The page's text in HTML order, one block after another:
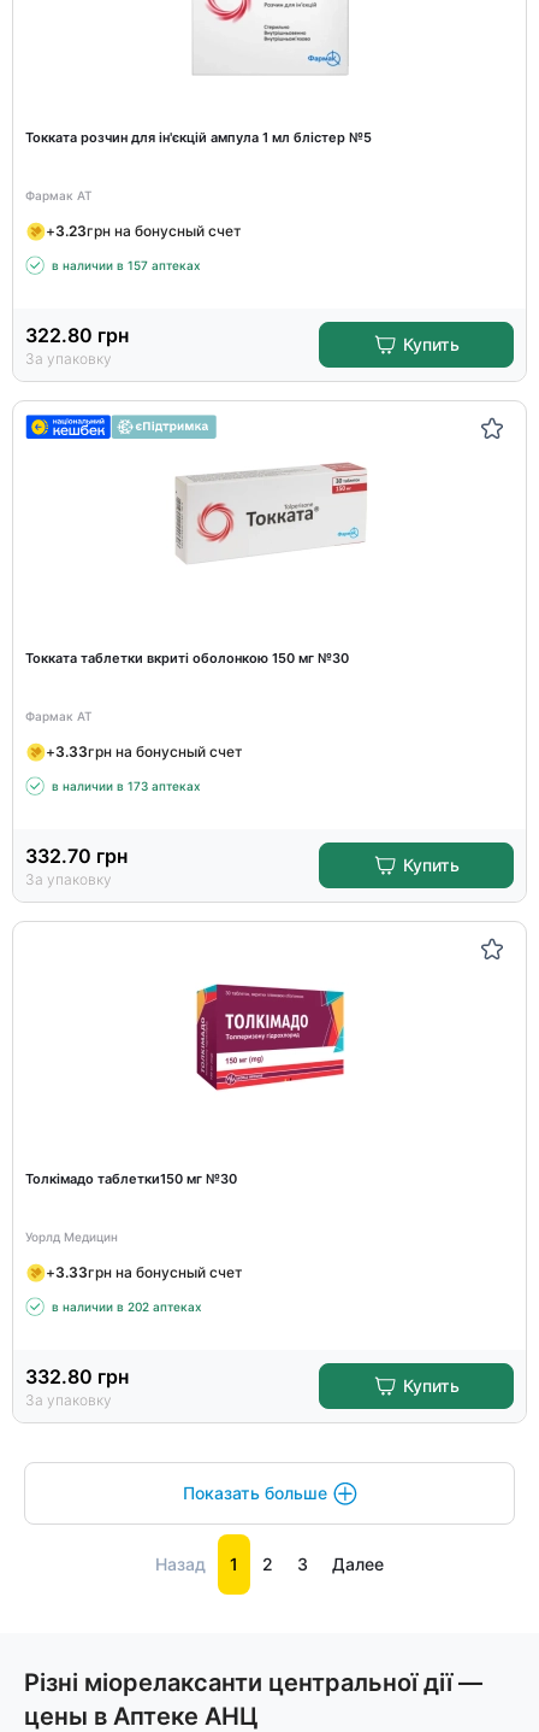
Токката розчин для ін'єкцій ампула 1 мл блістер №5
Фармак АТ
+3.23грн на бонусный счет
в наличии в 157 аптеках
322.80 грн
За упаковку
Купить
Токката таблетки вкриті оболонкою 150 мг №30
Фармак АТ
+3.33грн на бонусный счет
в наличии в 173 аптеках
332.70 грн
За упаковку
Купить
Толкімадо таблетки150 мг №30
Уорлд Медицин
+3.33грн на бонусный счет
в наличии в 202 аптеках
332.80 грн
За упаковку
Купить
Показать больше
Назад 1 2 3 Далее
Різні міорелаксанти центральної дії —
цены в Аптеке АНЦ